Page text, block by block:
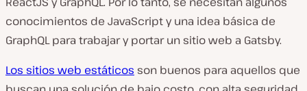
conocimientos de JavaScript y una idea básica de
GraphQL para trabajar y portar un sitio web a Gatsby.
Los sitios web estáticos son buenos para aquellos que